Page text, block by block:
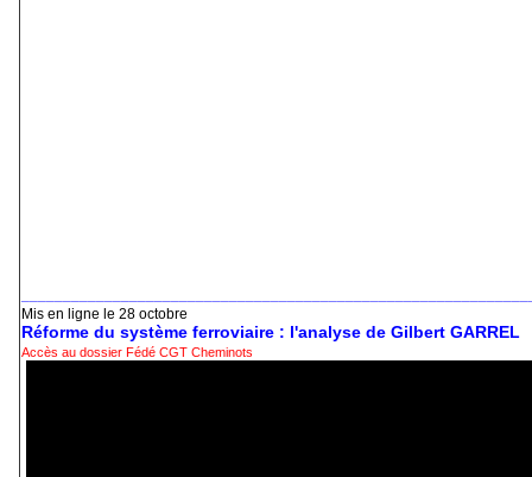
Mis en ligne le 28 octobre
Réforme du système ferroviaire : l'analyse de Gilbert GARREL
Accès au dossier Fédé CGT Cheminots